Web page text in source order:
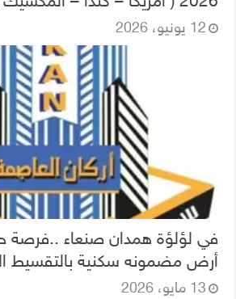
12 يونيو، 2026
في لؤلؤة همدان صنعاء ..فرصة
أرض مضمونه سكنية بالتقسيط
13 مايو، 2026